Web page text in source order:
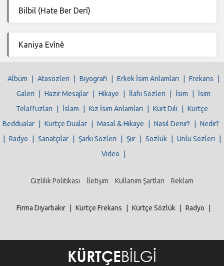
Bilbil (Hate Ber Derî)
Kaniya Evînê
Albüm Atasözleri Biyografi Erkek İsim Anlamları Frekans
Galeri
Hazır Mesajlar Hikaye İlahi Sözleri İsim
İsim
Telaffuzları
İslam Kız İsim Anlamları Kürt Dili
Kürtçe
Beddualar
Kürtçe Dualar Masal & Hikaye Nasıl Denir?
Nedir?
Radyo Sanatçılar Şarkı Sözleri Şiir Sözlük Ünlü Sözleri
Video
Gizlilik Politikası İletişim Kullanım Şartları Reklam
Firma Diyarbakır Kürtçe Frekans Kürtçe Sözlük Radyo